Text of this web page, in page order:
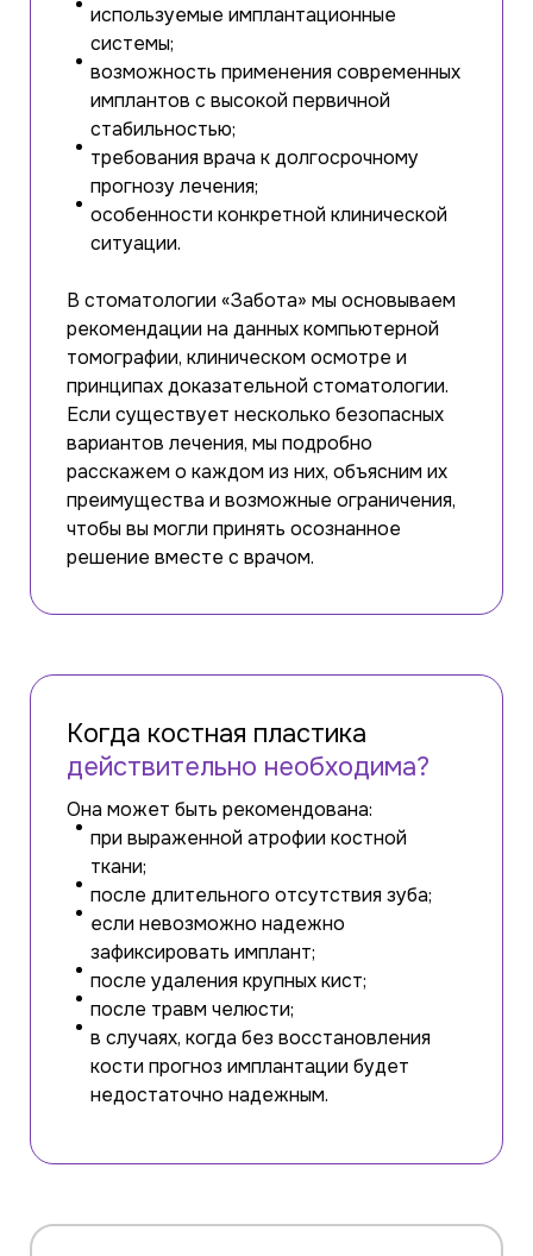
используемые имплантационные
системы;
возможность применения современных
имплантов с высокой первичной
стабильностью;
требования врача к долгосрочному
прогнозу лечения;
особенности конкретной клинической
ситуации.
В стоматологии «Забота» мы основываем
рекомендации на данных компьютерной
томографии, клиническом осмотре и
принципах доказательной стоматологии.
Если существует несколько безопасных
вариантов лечения, мы подробно
расскажем о каждом из них, объясним их
преимущества и возможные ограничения,
чтобы вы могли принять осознанное
решение вместе с врачом.
Когда костная пластика
действительно необходима?
Она может быть рекомендована:
при выраженной атрофии костной
ткани;
после длительного отсутствия зуба;
если невозможно надежно
зафиксировать имплант;
после удаления крупных кист;
после травм челюсти;
в случаях, когда без восстановления
кости прогноз имплантации будет
недостаточно надежным.